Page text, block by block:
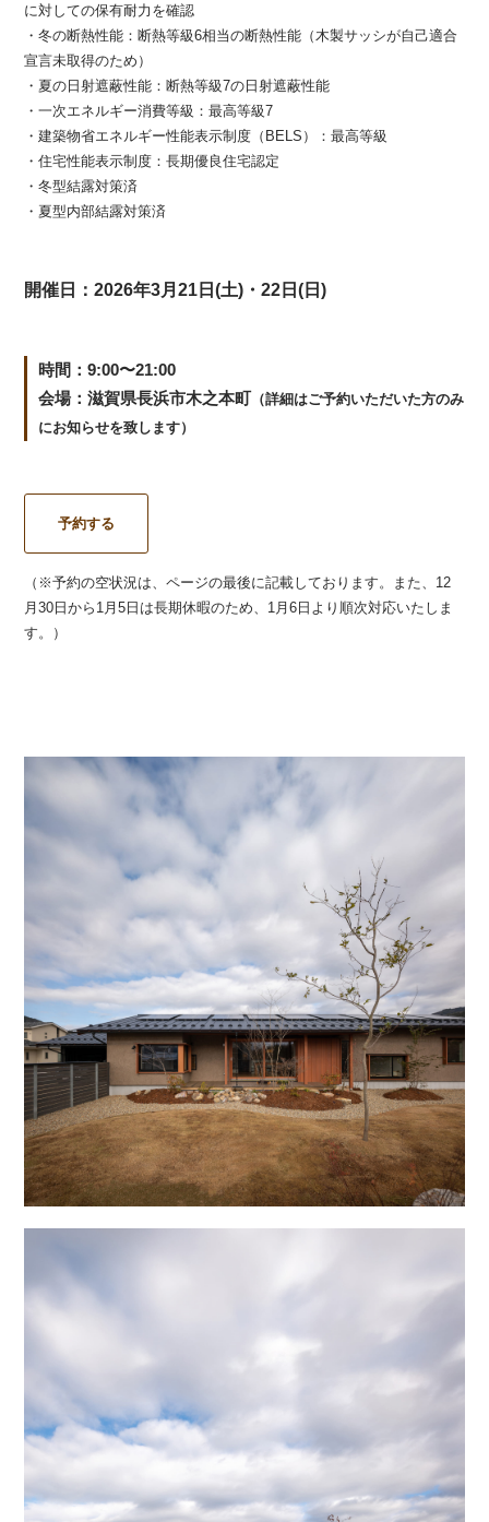
に対しての保有耐力を確認
・冬の断熱性能：断熱等級6相当の断熱性能（木製サッシが自己適合
宣言未取得のため）
・夏の日射遮蔽性能：断熱等級7の日射遮蔽性能
・一次エネルギー消費等級：最高等級7
・建築物省エネルギー性能表示制度（BELS）：最高等級
・住宅性能表示制度：長期優良住宅認定
・冬型結露対策済
・夏型内部結露対策済
開催日：2026年3月21日(土)・22日(日)
時間：9:00〜21:00
会場：滋賀県長浜市木之本町 （詳細はご予約いただいた方のみ
にお知らせを致します）
予約する
（※予約の空状況は、ページの最後に記載しております。また、12
月30日から1月5日は長期休暇のため、1月6日より順次対応いたしま
す。）